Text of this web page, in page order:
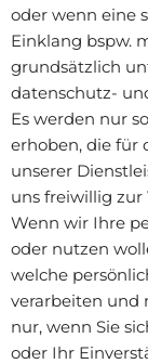
oder wenn eine
Einklang bspw.
grundsätzlich
datenschutz-
Es werden nur
erhoben, die für
unserer
uns freiwillig zur
Wenn wir Ihre
oder nutzen
welche
verarbeiten und
nur, wenn Sie
oder Ihr